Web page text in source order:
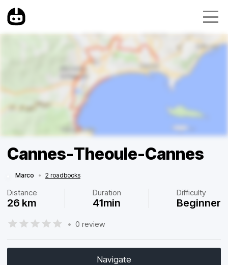
Cannes-Theoule-Cannes
Marco • 2 roadbooks
Distance
26 km
Duration
41min
Difficulty
Beginner
• 0 review
Navigate